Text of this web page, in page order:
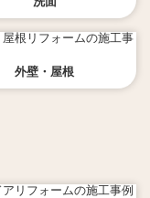
外壁・屋根